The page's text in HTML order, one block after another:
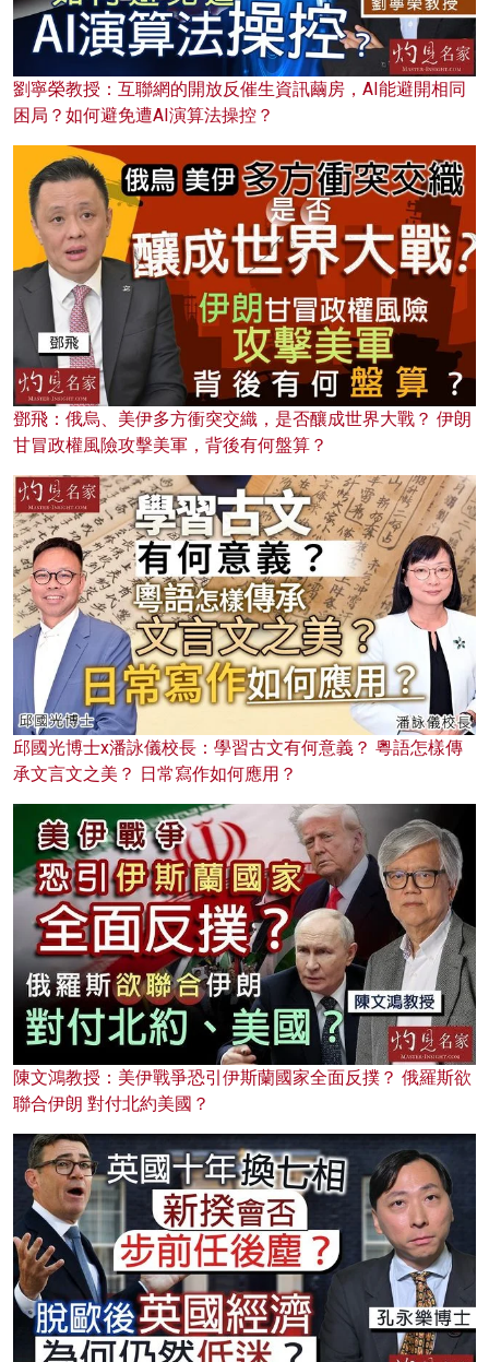
劉寧榮教授：互聯網的開放反催生資訊繭房，AI能避開相同
困局？如何避免遭AI演算法操控？
鄧飛：俄烏、美伊多方衝突交織，是否釀成世界大戰？ 伊朗
甘冒政權風險攻擊美軍，背後有何盤算？
邱國光博士x潘詠儀校長：學習古文有何意義？ 粵語怎樣傳
承文言文之美？ 日常寫作如何應用？
陳文鴻教授：美伊戰爭恐引伊斯蘭國家全面反撲？ 俄羅斯欲
聯合伊朗 對付北約美國？